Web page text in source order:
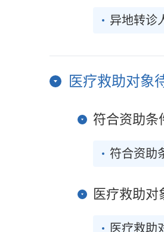
异地转诊
医疗救助对象
符合资助条
符合资助
医疗救助对
医疗救助